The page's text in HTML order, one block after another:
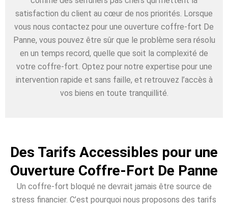
satisfaction du client au cœur de nos priorités. Lorsque
vous nous contactez pour une ouverture coffre-fort De
Panne, vous pouvez être sûr que le problème sera résolu
en un temps record, quelle que soit la complexité de
votre coffre-fort. Optez pour notre expertise pour une
intervention rapide et sans faille, et retrouvez l’accès à
vos biens en toute tranquillité.
Des Tarifs Accessibles pour une
Ouverture Coffre-Fort De Panne
Un coffre-fort bloqué ne devrait jamais être source de
stress financier. C’est pourquoi nous proposons des tarifs